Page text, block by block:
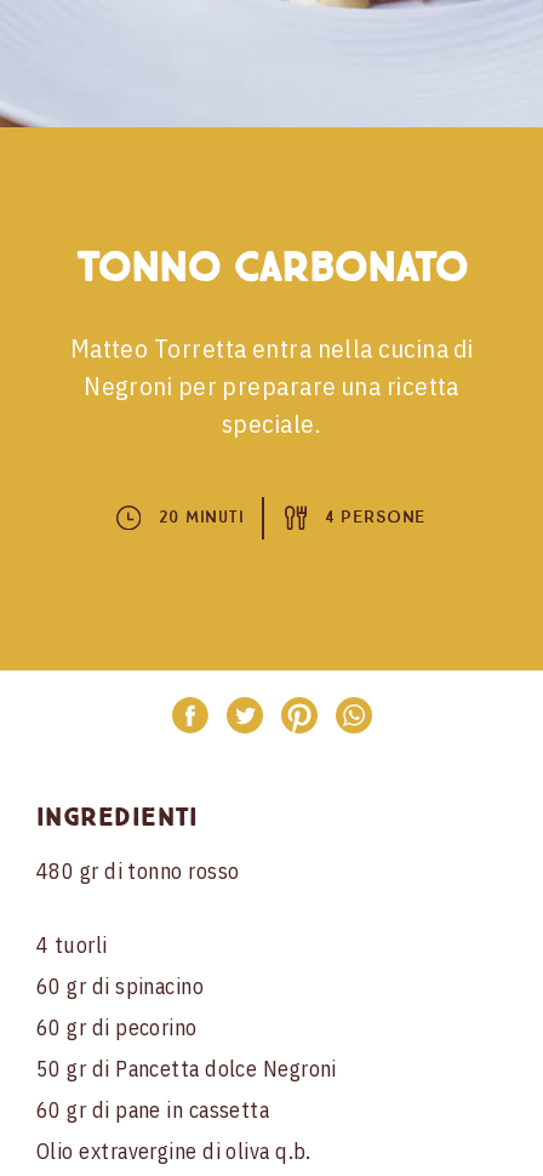
Tonno Carbonato
Matteo Torretta entra nella cucina di
Negroni per preparare una ricetta
speciale.
20 Minuti 4 Persone
Ingredienti
480 gr di tonno rosso
4 tuorli
60 gr di spinacino
60 gr di pecorino
50 gr di Pancetta dolce Negroni
60 gr di pane in cassetta
Olio extravergine di oliva q.b.